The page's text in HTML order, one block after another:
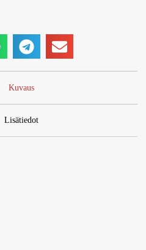
Kuvaus
Lisätiedot